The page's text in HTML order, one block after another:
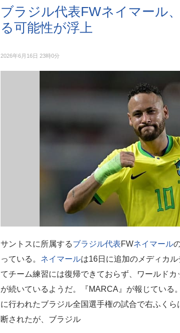
ブラジル代表FWネイマール
る可能性が浮上
2026年6月16日 23時0分
サントスに所属するブラジル代表FWネイマール
っている。 ネイマールは16日に追加のメディカ
てチーム練習には復帰できておらず、ワールド
が続いているようだ。『MARCA』が報じている
に行われたブラジル全国選手権の試合で右ふく
断されたが、ブラジル